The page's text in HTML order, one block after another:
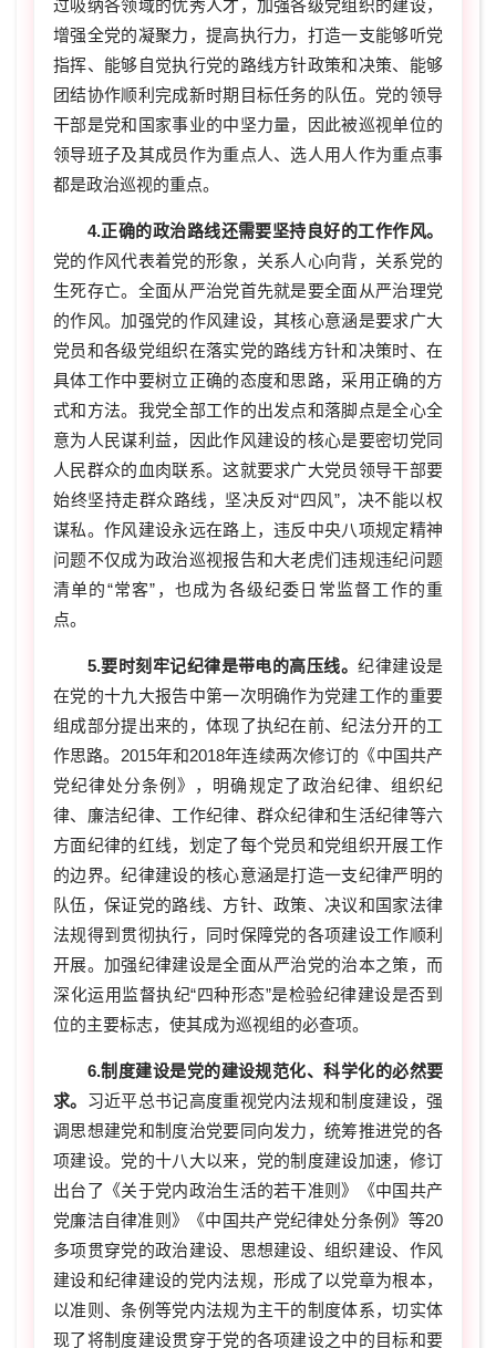
过吸纳各领域的优秀人才，加强各级党组织的建设，
增强全党的凝聚力，提高执行力，打造一支能够听党
指挥、能够自觉执行党的路线方针政策和决策、能够
团结协作顺利完成新时期目标任务的队伍。党的领导
干部是党和国家事业的中坚力量，因此被巡视单位的
领导班子及其成员作为重点人、选人用人作为重点事
都是政治巡视的重点。
4.正确的政治路线还需要坚持良好的工作作风。
党的作风代表着党的形象，关系人心向背，关系党的
生死存亡。全面从严治党首先就是要全面从严治理党
的作风。加强党的作风建设，其核心意涵是要求广大
党员和各级党组织在落实党的路线方针和决策时、在
具体工作中要树立正确的态度和思路，采用正确的方
式和方法。我党全部工作的出发点和落脚点是全心全
意为人民谋利益，因此作风建设的核心是要密切党同
人民群众的血肉联系。这就要求广大党员领导干部要
始终坚持走群众路线，坚决反对“四风”，决不能以权
谋私。作风建设永远在路上，违反中央八项规定精神
问题不仅成为政治巡视报告和大老虎们违规违纪问题
清单的“常客”，也成为各级纪委日常监督工作的重
点。
5.要时刻牢记纪律是带电的高压线。纪律建设是
在党的十九大报告中第一次明确作为党建工作的重要
组成部分提出来的，体现了执纪在前、纪法分开的工
作思路。2015年和2018年连续两次修订的《中国共产
党纪律处分条例》，明确规定了政治纪律、组织纪
律、廉洁纪律、工作纪律、群众纪律和生活纪律等六
方面纪律的红线，划定了每个党员和党组织开展工作
的边界。纪律建设的核心意涵是打造一支纪律严明的
队伍，保证党的路线、方针、政策、决议和国家法律
法规得到贯彻执行，同时保障党的各项建设工作顺利
开展。加强纪律建设是全面从严治党的治本之策，而
深化运用监督执纪“四种形态”是检验纪律建设是否到
位的主要标志，使其成为巡视组的必查项。
6.制度建设是党的建设规范化、科学化的必然要
求。 习近平总书记高度重视党内法规和制度建设，强
调思想建党和制度治党要同向发力，统筹推进党的各
项建设。党的十八大以来，党的制度建设加速，修订
出台了《关于党内政治生活的若干准则》《中国共产
党廉洁自律准则》《中国共产党纪律处分条例》等20
多项贯穿党的政治建设、思想建设、组织建设、作风
建设和纪律建设的党内法规，形成了以党章为根本，
以准则、条例等党内法规为主干的制度体系，切实体
现了将制度建设贯穿于党的各项建设之中的目标和要